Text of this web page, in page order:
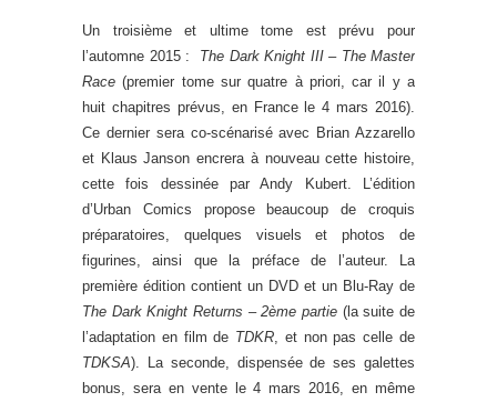
Un troisième et ultime tome est prévu pour
l’automne 2015 : The Dark Knight III – The Master
Race (premier tome sur quatre à priori, car il y a
huit chapitres prévus, en France le 4 mars 2016).
Ce dernier sera co-scénarisé avec Brian Azzarello
et Klaus Janson encrera à nouveau cette histoire,
cette fois dessinée par Andy Kubert. L’édition
d’Urban Comics propose beaucoup de croquis
préparatoires, quelques visuels et photos de
figurines, ainsi que la préface de l’auteur. La
première édition contient un DVD et un Blu-Ray de
The Dark Knight Returns –2ème partie (la suite de
l’adaptation en film de TDKR, et non pas celle de
TDKSA). La seconde, dispensée de ses galettes
bonus, sera en vente le 4 mars 2016, en même